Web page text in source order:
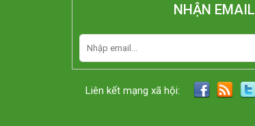
NHẬN EMAIL
Liên kết mạng xã hội: